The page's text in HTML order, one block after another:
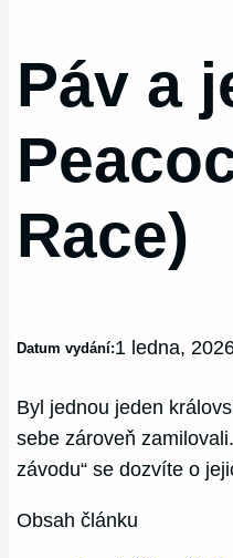
Páv a
Race)
Datum vydání:1 ledna,
Byl jednou jeden
sebe zároveň
závodu“ se dozvíte o
Obsah článku